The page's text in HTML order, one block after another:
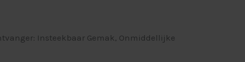
Insteekbaar Gemak, Onmiddellijke